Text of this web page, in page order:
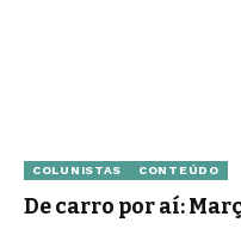
COLUNISTAS CONTEÚDO
De carro por aí: